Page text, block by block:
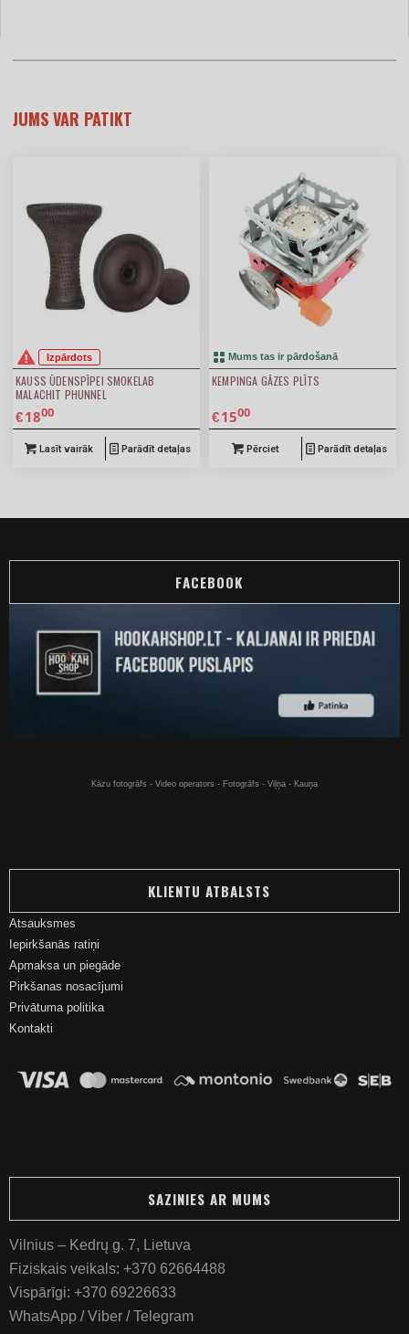
JUMS VAR PATIKT
Izpārdots
KAUSS ŪDENSPĪPEI SMOKELAB
MALACHIT PHUNNEL
€1800
Lasīt vairāk Parādīt detaļas
Mums tas ir pārdošanā
KEMPINGA GĀZES PLĪTS
€1500
Pērciet Parādīt detaļas
FACEBOOK
Kāzu fotogrāfs - Video operators - Fotogrāfs - Viļņa - Kauņa
KLIENTU ATBALSTS
Atsauksmes
Iepirkšanās ratiņi
Apmaksa un piegāde
Pirkšanas nosacījumi
Privātuma politika
Kontakti
SAZINIES AR MUMS
Vilnius – Kedrų g. 7, Lietuva
Fiziskais veikals: +370 62664488
Vispārīgi: +370 69226633
WhatsApp / Viber / Telegram